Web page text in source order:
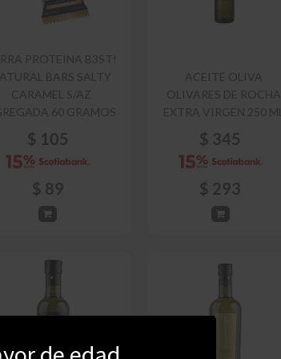
PROTEINA B3ST!
BARS SALTY
CARAMEL S/AZ
60 GRAMOS
$ 105
$ 89
ACEITE OLIVA
OLIVARES DE ROCHA
EXTRA VIRGEN 250 ML
$ 345
$ 293